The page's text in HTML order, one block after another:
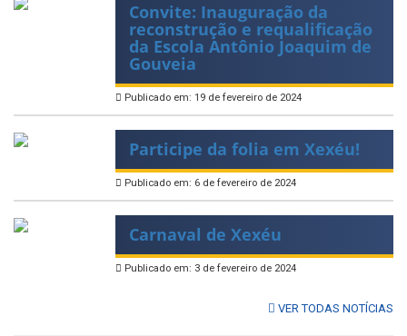
Convite: Inauguração da
reconstrução e requalificação
da Escola Antônio Joaquim de
Gouveia
Publicado em: 19 de fevereiro de 2024
Participe da folia em Xexéu!
Publicado em: 6 de fevereiro de 2024
Carnaval de Xexéu
Publicado em: 3 de fevereiro de 2024
VER TODAS NOTÍCIAS